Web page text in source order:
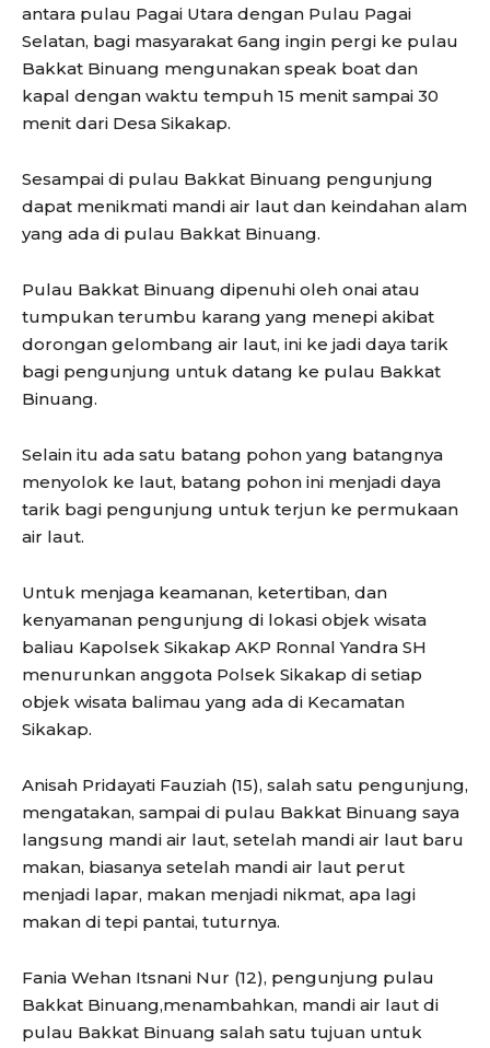
antara pulau Pagai Utara dengan Pulau Pagai
Selatan, bagi masyarakat 6ang ingin pergi ke pulau
Bakkat Binuang mengunakan speak boat dan
kapal dengan waktu tempuh 15 menit sampai 30
menit dari Desa Sikakap.
Sesampai di pulau Bakkat Binuang pengunjung
dapat menikmati mandi air laut dan keindahan alam
yang ada di pulau Bakkat Binuang.
Pulau Bakkat Binuang dipenuhi oleh onai atau
tumpukan terumbu karang yang menepi akibat
dorongan gelombang air laut, ini ke jadi daya tarik
bagi pengunjung untuk datang ke pulau Bakkat
Binuang.
Selain itu ada satu batang pohon yang batangnya
menyolok ke laut, batang pohon ini menjadi daya
tarik bagi pengunjung untuk terjun ke permukaan
air laut.
Untuk menjaga keamanan, ketertiban, dan
kenyamanan pengunjung di lokasi objek wisata
baliau Kapolsek Sikakap AKP Ronnal Yandra SH
menurunkan anggota Polsek Sikakap di setiap
objek wisata balimau yang ada di Kecamatan
Sikakap.
Anisah Pridayati Fauziah (15), salah satu pengunjung,
mengatakan, sampai di pulau Bakkat Binuang saya
langsung mandi air laut, setelah mandi air laut baru
makan, biasanya setelah mandi air laut perut
menjadi lapar, makan menjadi nikmat, apa lagi
makan di tepi pantai, tuturnya.
Fania Wehan Itsnani Nur (12), pengunjung pulau
Bakkat Binuang,menambahkan, mandi air laut di
pulau Bakkat Binuang salah satu tujuan untuk